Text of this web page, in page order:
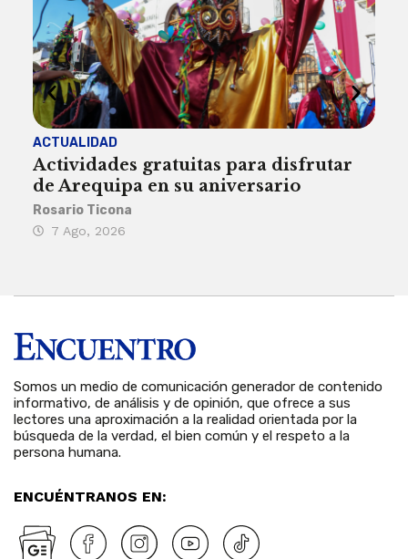
ACTUALIDAD
Actividades gratuitas para disfrutar
de Arequipa en su aniversario
Rosario Ticona
7 Ago, 2026
Somos un medio de comunicación generador de contenido
informativo, de análisis y de opinión, que ofrece a sus
lectores una aproximación a la realidad orientada por la
búsqueda de la verdad, el bien común y el respeto a la
persona humana.
ENCUÉNTRANOS EN: